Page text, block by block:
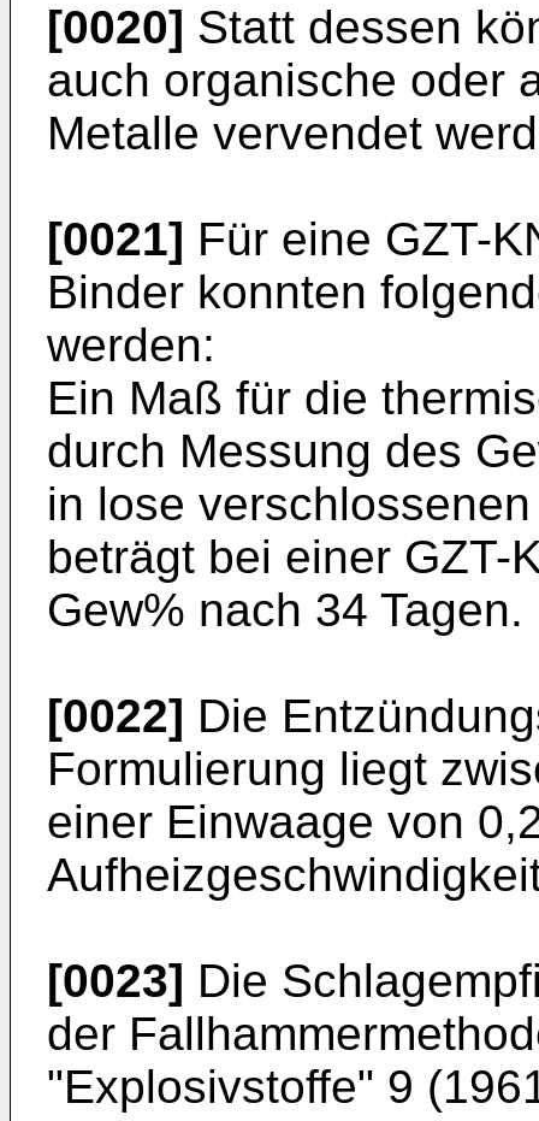
[0020] Statt dessen
auch organische oder
Metalle vervendet
[0021] Für eine GZT-
Binder konnten
werden:
Ein Maß für die
durch Messung des
in lose
beträgt bei einer GZT-
Gew% nach 34 Tagen.
[0022] Die
Formulierung liegt
einer Einwaage von
[0023] Die
der
"Explosivstoffe" 9